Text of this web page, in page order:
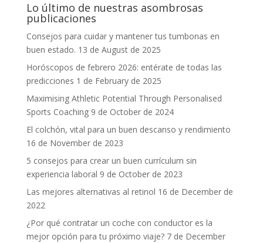
Lo último de nuestras asombrosas
publicaciones
Consejos para cuidar y mantener tus tumbonas en
buen estado. 13 de August de 2025
Horóscopos de febrero 2026: entérate de todas las
predicciones 1 de February de 2025
Maximising Athletic Potential Through Personalised
Sports Coaching 9 de October de 2024
El colchón, vital para un buen descanso y rendimiento
16 de November de 2023
5 consejos para crear un buen currículum sin
experiencia laboral 9 de October de 2023
Las mejores alternativas al retinol 16 de December de
2022
¿Por qué contratar un coche con conductor es la
mejor opción para tu próximo viaje? 7 de December